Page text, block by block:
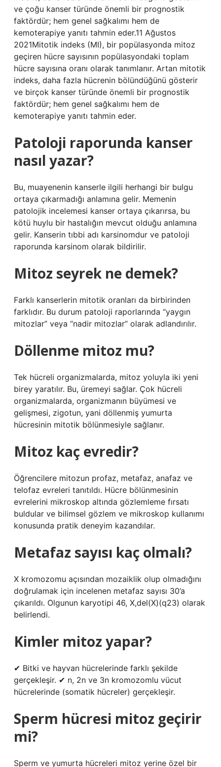
ve çoğu kanser türünde önemli bir prognostik
faktördür; hem genel sağkalımı hem de
kemoterapiye yanıtı tahmin eder.11 Ağustos
2021Mitotik indeks (MI), bir popülasyonda mitoz
geçiren hücre sayısının popülasyondaki toplam
hücre sayısına oranı olarak tanımlanır. Artan mitotik
indeks, daha fazla hücrenin bölündüğünü gösterir
ve birçok kanser türünde önemli bir prognostik
faktördür; hem genel sağkalımı hem de
kemoterapiye yanıtı tahmin eder.
Patoloji raporunda kanser
nasıl yazar?
Bu, muayenenin kanserle ilgili herhangi bir bulgu
ortaya çıkarmadığı anlamına gelir. Memenin
patolojik incelemesi kanser ortaya çıkarırsa, bu
kötü huylu bir hastalığın mevcut olduğu anlamına
gelir. Kanserin tıbbi adı karsinomdur ve patoloji
raporunda karsinom olarak bildirilir.
Mitoz seyrek ne demek?
Farklı kanserlerin mitotik oranları da birbirinden
farklıdır. Bu durum patoloji raporlarında “yaygın
mitozlar” veya “nadir mitozlar” olarak adlandırılır.
Döllenme mitoz mu?
Tek hücreli organizmalarda, mitoz yoluyla iki yeni
birey yaratılır. Bu, üremeyi sağlar. Çok hücreli
organizmalarda, organizmanın büyümesi ve
gelişmesi, zigotun, yani döllenmiş yumurta
hücresinin mitotik bölünmesiyle sağlanır.
Mitoz kaç evredir?
Öğrencilere mitozun profaz, metafaz, anafaz ve
telofaz evreleri tanıtıldı. Hücre bölünmesinin
evrelerini mikroskop altında gözlemleme fırsatı
buldular ve bilimsel gözlem ve mikroskop kullanımı
konusunda pratik deneyim kazandılar.
Metafaz sayısı kaç olmalı?
X kromozomu açısından mozaiklik olup olmadığını
doğrulamak için incelenen metafaz sayısı 30’a
çıkarıldı. Olgunun karyotipi 46, X,del(X)(q23) olarak
belirlendi.
Kimler mitoz yapar?
✔ Bitki ve hayvan hücrelerinde farklı şekilde
gerçekleşir. ✔ n, 2n ve 3n kromozomlu vücut
hücrelerinde (somatik hücreler) gerçekleşir.
Sperm hücresi mitoz geçirir
mi?
Sperm ve yumurta hücreleri mitoz yerine özel bir